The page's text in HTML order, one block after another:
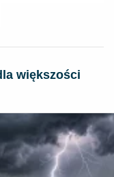
większości